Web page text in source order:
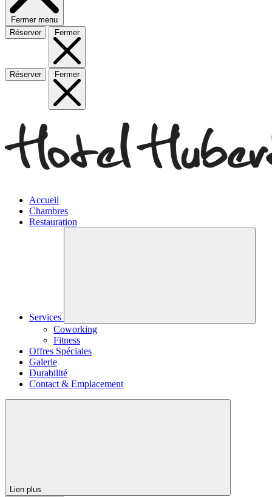
Fermer menu
Réserver
Fermer
Réserver Fermer
Accueil
Chambres
Restauration
Services
Coworking
Fitness
Offres Spéciales
Galerie
Durabilité
Contact & Emplacement
Lien plus